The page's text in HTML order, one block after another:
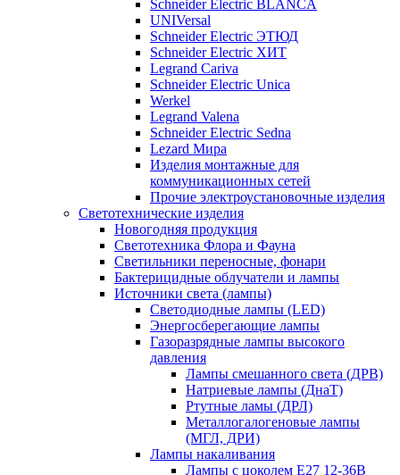
Schneider Electric BLANCA
UNIVersal
Schneider Electric ЭТЮД
Schneider Electric ХИТ
Legrand Cariva
Schneider Electric Unica
Werkel
Legrand Valena
Schneider Electric Sedna
Lezard Мира
Изделия монтажные для
коммуникационных сетей
Прочие электроустановочные изделия
Светотехнические изделия
Новогодняя продукция
Светотехника Флора и Фауна
Светильники переносные, фонари
Бактерицидные облучатели и лампы
Источники света (лампы)
Светодиодные лампы (LED)
Энергосберегающие лампы
Газоразрядные лампы высокого
давления
Лампы смешанного света (ДРВ)
Натриевые лампы (ДнаТ)
Ртутные ламы (ДРЛ)
Металлогалогеновые лампы
(МГЛ, ДРИ)
Лампы накаливания
Лампы с цоколем Е27 12-36В